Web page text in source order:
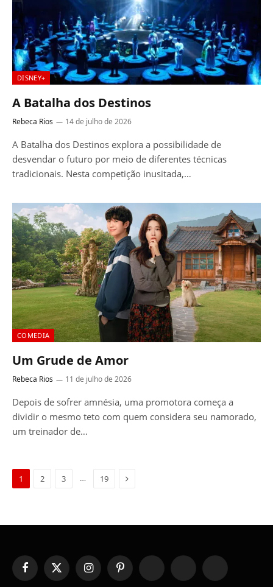
DISNEY+
A Batalha dos Destinos
Rebeca Rios 14 de julho de 2026
A Batalha dos Destinos explora a possibilidade de
desvendar o futuro por meio de diferentes técnicas
tradicionais. Nesta competição inusitada,…
COMEDIA
Um Grude de Amor
Rebeca Rios 11 de julho de 2026
Depois de sofrer amnésia, uma promotora começa a
dividir o mesmo teto com quem considera seu namorado,
um treinador de…
1 2 3 … 19 Next
FacebookX
(Twitter)
InstagramPinterest YouTube Tumblr WhatsApp